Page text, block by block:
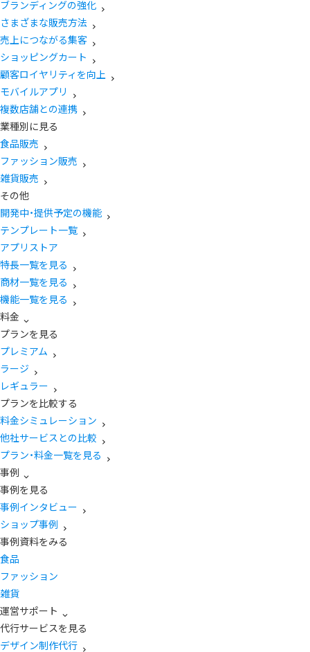
ブランディングの強化
さまざまな販売方法
売上につながる集客
ショッピングカート
顧客ロイヤリティを向上
モバイルアプリ
複数店舗との連携
業種別に見る
食品販売
ファッション販売
雑貨販売
その他
開発中・提供予定の機能
テンプレート一覧
アプリストア
特長一覧を見る
商材一覧を見る
機能一覧を見る
料金
プランを見る
プレミアム
ラージ
レギュラー
プランを比較する
料金シミュレーション
他社サービスとの比較
プラン・料金一覧を見る
事例
事例を見る
事例インタビュー
ショップ事例
事例資料をみる
食品
ファッション
雑貨
運営サポート
代行サービスを見る
デザイン制作代行